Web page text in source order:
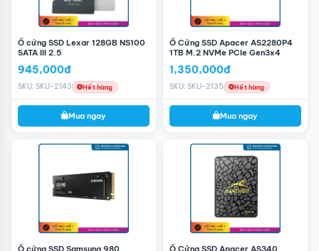
Ổ cứng SSD Lexar 128GB NS100
SATA III 2.5
945,000đ
SKU: SKU-2143 Hết hàng
Mua ngay
Ổ Cứng SSD Apacer AS2280P4
1TB M.2 NVMe PCIe Gen3x4
1,350,000đ
SKU: SKU-2135 Hết hàng
Mua ngay
Ổ cứng SSD Samsung 980
Ổ Cứng SSD Apacer AS340